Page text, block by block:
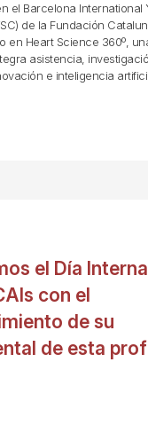
el Barcelona International
de la Fundación
en Heart Science 360º,
asistencia,
e inteligencia
el Día
con el
de su
de esta